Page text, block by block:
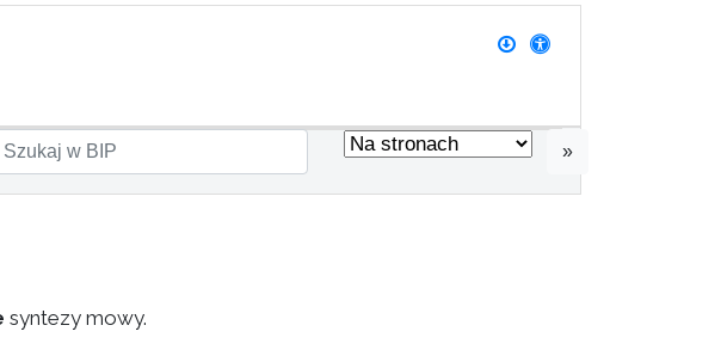
»
syntezy mowy.